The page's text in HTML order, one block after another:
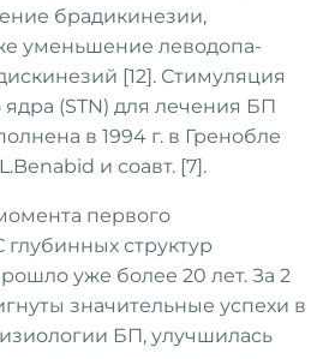
брадикинезии,
уменьшение леводопа-
[12]. Стимуляция
ядра (STN) для лечения БП
в 1994 г. в Гренобле
и соавт. [7].
первого
структур
уже более 20 лет. За 2
значительные успехи в
БП, улучшилась